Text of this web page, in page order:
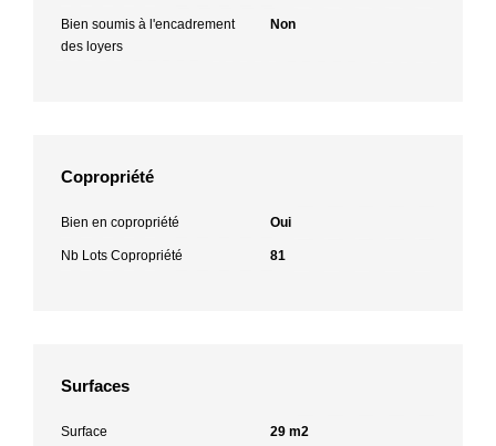
Bien soumis à l'encadrement
des loyers
Non
Copropriété
Bien en copropriété Oui
Nb Lots Copropriété 81
Surfaces
Surface 29 m2